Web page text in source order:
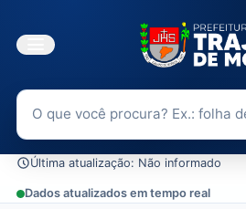
Buscar no Portal da Transparência
Última atualização: Não informado
Dados atualizados em tempo real